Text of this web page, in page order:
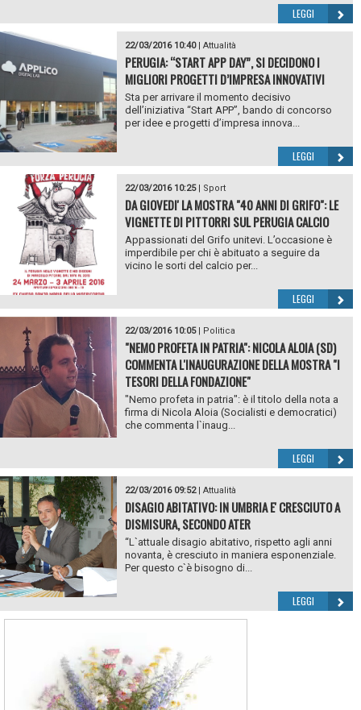
LEGGI
22/03/2016 10:40| Attualità
PERUGIA: “START APP DAY”, SI DECIDONO I
MIGLIORI PROGETTI D’IMPRESA INNOVATIVI
Sta per arrivare il momento decisivo
dell’iniziativa “Start APP”, bando di concorso
per idee e progetti d’impresa innova...
LEGGI
22/03/2016 10:25| Sport
DA GIOVEDI' LA MOSTRA "40 ANNI DI GRIFO": LE
VIGNETTE DI PITTORRI SUL PERUGIA CALCIO
Appassionati del Grifo unitevi. L’occasione è
imperdibile per chi è abituato a seguire da
vicino le sorti del calcio per...
LEGGI
22/03/2016 10:05| Politica
"NEMO PROFETA IN PATRIA": NICOLA ALOIA (SD)
COMMENTA L'INAUGURAZIONE DELLA MOSTRA "I
TESORI DELLA FONDAZIONE"
"Nemo profeta in patria": è il titolo della nota a
firma di Nicola Aloia (Socialisti e democratici)
che commenta l`inaug...
LEGGI
22/03/2016 09:52| Attualità
DISAGIO ABITATIVO: IN UMBRIA E' CRESCIUTO A
DISMISURA, SECONDO ATER
“L`attuale disagio abitativo, rispetto agli anni
novanta, è cresciuto in maniera esponenziale.
Per questo c`è bisogno di...
LEGGI